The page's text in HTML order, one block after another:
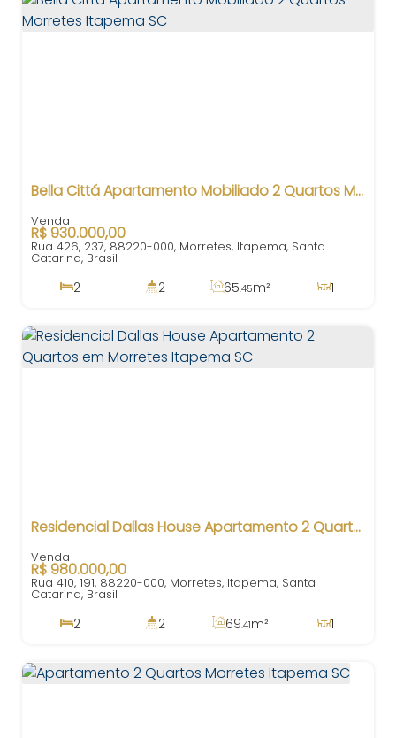
Bella Cittá Apartamento Mobiliado 2 Quartos Morretes Itapema SC
R$930.000,00
Rua 426, 237, 88220-000, Morretes, Itapema, Santa
Catarina, Brasil
2 2 65.45m²
1
Residencial Dallas House Apartamento 2 Quartos em Morretes Itapema SC
R$980.000,00
Rua 410, 191, 88220-000, Morretes, Itapema, Santa
Catarina, Brasil
2 2 69.41m²
1